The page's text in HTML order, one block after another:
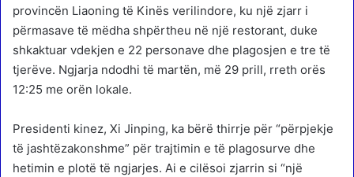
provincën Liaoning të Kinës verilindore, ku një zjarr i
përmasave të mëdha shpërtheu në një restorant, duke
shkaktuar vdekjen e 22 personave dhe plagosjen e tre të
tjerëve. Ngjarja ndodhi të martën, më 29 prill, rreth orës
12:25 me orën lokale.
Presidenti kinez, Xi Jinping, ka bërë thirrje për “përpjekje
të jashtëzakonshme” për trajtimin e të plagosurve dhe
hetimin e plotë të ngjarjes. Ai e cilësoi zjarrin si “një